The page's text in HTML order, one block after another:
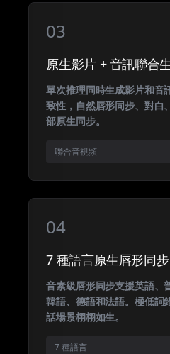
03
原生影片 + 音訊聯合
單次推理同時生成影片和音
致性，自然唇形同步、對白
部原生同步。
聯合音視頻
04
7 種語言原生唇形同步
音素級唇形同步支援英語、
韓語、德語和法語。極低詞
話場景栩栩如生。
7 種語言